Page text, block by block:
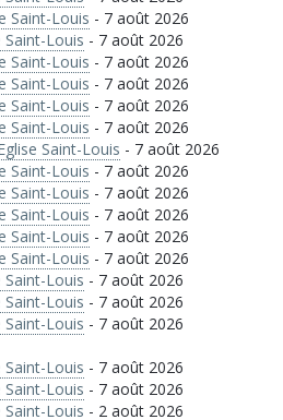
Saint-Louis - 7 août 2026
Saint-Louis - 7 août 2026
Saint-Louis - 7 août 2026
Saint-Louis - 7 août 2026
Saint-Louis - 7 août 2026
Saint-Louis - 7 août 2026
Saint-Louis - 7 août 2026
Saint-Louis - 7 août 2026
Saint-Louis - 7 août 2026
Saint-Louis - 7 août 2026
Saint-Louis - 7 août 2026
Saint-Louis - 7 août 2026
Saint-Louis - 7 août 2026
Saint-Louis - 7 août 2026
Saint-Louis - 7 août 2026
Saint-Louis - 7 août 2026
Saint-Louis - 7 août 2026
Saint-Louis - 2 août 2026